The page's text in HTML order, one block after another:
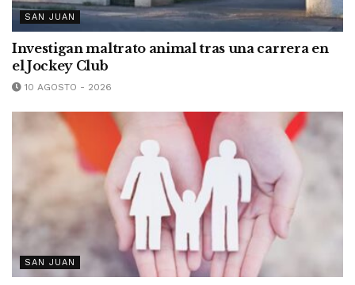
SAN JUAN
Investigan maltrato animal tras una carrera en
el Jockey Club
10 AGOSTO - 2026
SAN JUAN